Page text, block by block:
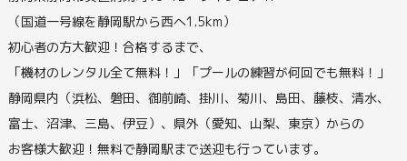
（国道一号線を静岡駅から西へ1.5km）
初心者の方大歓迎！合格するまで、
「機材のレンタル全て無料！」「プールの練習が何回でも無料！」
静岡県内（浜松、磐田、御前崎、掛川、菊川、島田、藤枝、清水、
富士、沼津、三島、伊豆）、県外（愛知、山梨、東京）からの
お客様大歓迎！無料で静岡駅まで送迎も行っています。